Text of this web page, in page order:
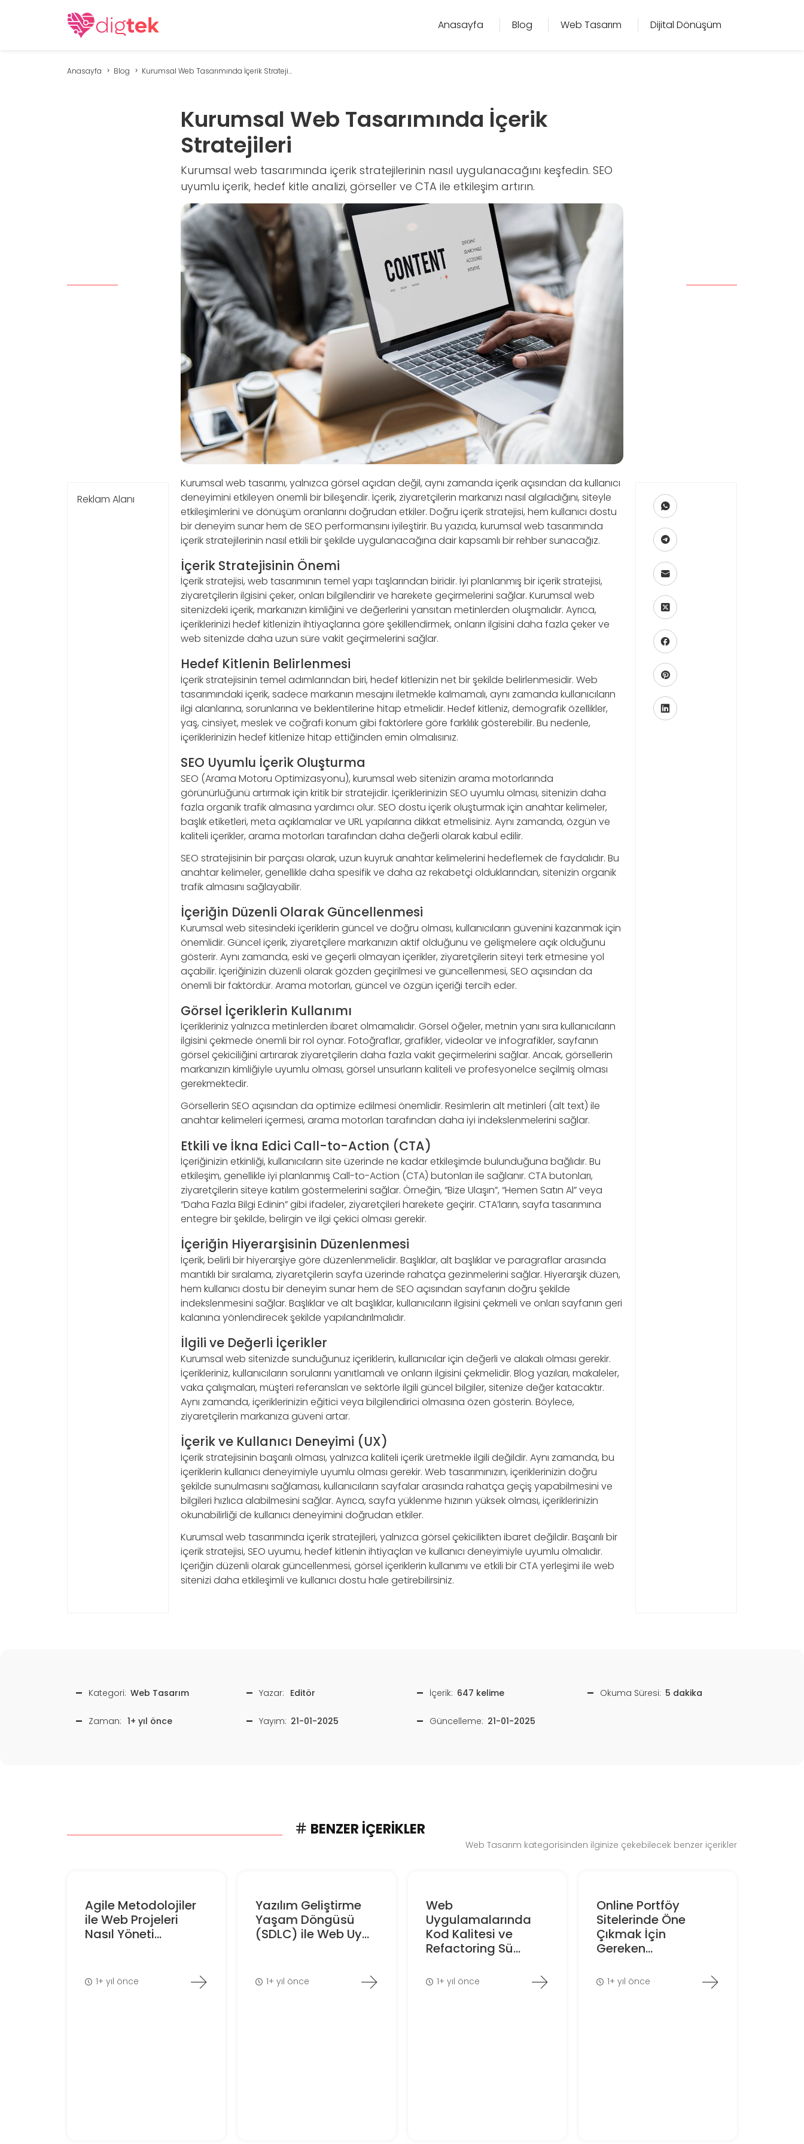
Anasayfa Blog Web Tasarım Dijital Dönüşüm
Anasayfa Blog Kurumsal Web Tasarımında İçerik Strateji...
Kurumsal Web Tasarımında İçerik
Stratejileri
Kurumsal web tasarımında içerik stratejilerinin nasıl uygulanacağını keşfedin. SEO
uyumlu içerik, hedef kitle analizi, görseller ve CTA ile etkileşim artırın.
Reklam Alanı
Kurumsal web tasarımı, yalnızca görsel açıdan değil, aynı zamanda içerik açısından da kullanıcı
deneyimini etkileyen önemli bir bileşendir. İçerik, ziyaretçilerin markanızı nasıl algıladığını, siteyle
etkileşimlerini ve dönüşüm oranlarını doğrudan etkiler. Doğru içerik stratejisi, hem kullanıcı dostu
bir deneyim sunar hem de SEO performansını iyileştirir. Bu yazıda, kurumsal web tasarımında
içerik stratejilerinin nasıl etkili bir şekilde uygulanacağına dair kapsamlı bir rehber sunacağız.
İçerik Stratejisinin Önemi
İçerik stratejisi, web tasarımının temel yapı taşlarından biridir. İyi planlanmış bir içerik stratejisi,
ziyaretçilerin ilgisini çeker, onları bilgilendirir ve harekete geçirmelerini sağlar. Kurumsal web
sitenizdeki içerik, markanızın kimliğini ve değerlerini yansıtan metinlerden oluşmalıdır. Ayrıca,
içeriklerinizi hedef kitlenizin ihtiyaçlarına göre şekillendirmek, onların ilgisini daha fazla çeker ve
web sitenizde daha uzun süre vakit geçirmelerini sağlar.
Hedef Kitlenin Belirlenmesi
İçerik stratejisinin temel adımlarından biri, hedef kitlenizin net bir şekilde belirlenmesidir. Web
tasarımındaki içerik, sadece markanın mesajını iletmekle kalmamalı, aynı zamanda kullanıcıların
ilgi alanlarına, sorunlarına ve beklentilerine hitap etmelidir. Hedef kitleniz, demografik özellikler,
yaş, cinsiyet, meslek ve coğrafi konum gibi faktörlere göre farklılık gösterebilir. Bu nedenle,
içeriklerinizin hedef kitlenize hitap ettiğinden emin olmalısınız.
SEO Uyumlu İçerik Oluşturma
SEO (Arama Motoru Optimizasyonu), kurumsal web sitenizin arama motorlarında
görünürlüğünü artırmak için kritik bir stratejidir. İçeriklerinizin SEO uyumlu olması, sitenizin daha
fazla organik trafik almasına yardımcı olur. SEO dostu içerik oluşturmak için anahtar kelimeler,
başlık etiketleri, meta açıklamalar ve URL yapılarına dikkat etmelisiniz. Aynı zamanda, özgün ve
kaliteli içerikler, arama motorları tarafından daha değerli olarak kabul edilir.
SEO stratejisinin bir parçası olarak, uzun kuyruk anahtar kelimelerini hedeflemek de faydalıdır. Bu
anahtar kelimeler, genellikle daha spesifik ve daha az rekabetçi olduklarından, sitenizin organik
trafik almasını sağlayabilir.
İçeriğin Düzenli Olarak Güncellenmesi
Kurumsal web sitesindeki içeriklerin güncel ve doğru olması, kullanıcıların güvenini kazanmak için
önemlidir. Güncel içerik, ziyaretçilere markanızın aktif olduğunu ve gelişmelere açık olduğunu
gösterir. Aynı zamanda, eski ve geçerli olmayan içerikler, ziyaretçilerin siteyi terk etmesine yol
açabilir. İçeriğinizin düzenli olarak gözden geçirilmesi ve güncellenmesi, SEO açısından da
önemli bir faktördür. Arama motorları, güncel ve özgün içeriği tercih eder.
Görsel İçeriklerin Kullanımı
İçerikleriniz yalnızca metinlerden ibaret olmamalıdır. Görsel öğeler, metnin yanı sıra kullanıcıların
ilgisini çekmede önemli bir rol oynar. Fotoğraflar, grafikler, videolar ve infografikler, sayfanın
görsel çekiciliğini artırarak ziyaretçilerin daha fazla vakit geçirmelerini sağlar. Ancak, görsellerin
markanızın kimliğiyle uyumlu olması, görsel unsurların kaliteli ve profesyonelce seçilmiş olması
gerekmektedir.
Görsellerin SEO açısından da optimize edilmesi önemlidir. Resimlerin alt metinleri (alt text) ile
anahtar kelimeleri içermesi, arama motorları tarafından daha iyi indekslenmelerini sağlar.
Etkili ve İkna Edici Call-to-Action (CTA)
İçeriğinizin etkinliği, kullanıcıların site üzerinde ne kadar etkileşimde bulunduğuna bağlıdır. Bu
etkileşim, genellikle iyi planlanmış Call-to-Action (CTA) butonları ile sağlanır. CTA butonları,
ziyaretçilerin siteye katılım göstermelerini sağlar. Örneğin, “Bize Ulaşın”, “Hemen Satın Al” veya
“Daha Fazla Bilgi Edinin” gibi ifadeler, ziyaretçileri harekete geçirir. CTA’ların, sayfa tasarımına
entegre bir şekilde, belirgin ve ilgi çekici olması gerekir.
İçeriğin Hiyerarşisinin Düzenlenmesi
İçerik, belirli bir hiyerarşiye göre düzenlenmelidir. Başlıklar, alt başlıklar ve paragraflar arasında
mantıklı bir sıralama, ziyaretçilerin sayfa üzerinde rahatça gezinmelerini sağlar. Hiyerarşik düzen,
hem kullanıcı dostu bir deneyim sunar hem de SEO açısından sayfanın doğru şekilde
indekslenmesini sağlar. Başlıklar ve alt başlıklar, kullanıcıların ilgisini çekmeli ve onları sayfanın geri
kalanına yönlendirecek şekilde yapılandırılmalıdır.
İlgili ve Değerli İçerikler
Kurumsal web sitenizde sunduğunuz içeriklerin, kullanıcılar için değerli ve alakalı olması gerekir.
İçerikleriniz, kullanıcıların sorularını yanıtlamalı ve onların ilgisini çekmelidir. Blog yazıları, makaleler,
vaka çalışmaları, müşteri referansları ve sektörle ilgili güncel bilgiler, sitenize değer katacaktır.
Aynı zamanda, içeriklerinizin eğitici veya bilgilendirici olmasına özen gösterin. Böylece,
ziyaretçilerin markanıza güveni artar.
İçerik ve Kullanıcı Deneyimi (UX)
İçerik stratejisinin başarılı olması, yalnızca kaliteli içerik üretmekle ilgili değildir. Aynı zamanda, bu
içeriklerin kullanıcı deneyimiyle uyumlu olması gerekir. Web tasarımınızın, içeriklerinizin doğru
şekilde sunulmasını sağlaması, kullanıcıların sayfalar arasında rahatça geçiş yapabilmesini ve
bilgileri hızlıca alabilmesini sağlar. Ayrıca, sayfa yüklenme hızının yüksek olması, içeriklerinizin
okunabilirliği de kullanıcı deneyimini doğrudan etkiler.
Kurumsal web tasarımında içerik stratejileri, yalnızca görsel çekicilikten ibaret değildir. Başarılı bir
içerik stratejisi, SEO uyumu, hedef kitlenin ihtiyaçları ve kullanıcı deneyimiyle uyumlu olmalıdır.
İçeriğin düzenli olarak güncellenmesi, görsel içeriklerin kullanımı ve etkili bir CTA yerleşimi ile web
sitenizi daha etkileşimli ve kullanıcı dostu hale getirebilirsiniz.
Kategori: Web Tasarım Yazar: Editör İçerik: 647 kelime Okuma Süresi: 5 dakika
Zaman: 1+ yıl önce Yayım: 21-01-2025 Güncelleme: 21-01-2025
BENZER İÇERIKLER
Web Tasarım kategorisinden ilginize çekebilecek benzer içerikler
Agile Metodolojiler
ile Web Projeleri
Nasıl Yöneti...
1+ yıl önce
Yazılım Geliştirme
Yaşam Döngüsü
(SDLC) ile Web Uy...
1+ yıl önce
Web
Uygulamalarında
Kod Kalitesi ve
Refactoring Sü...
1+ yıl önce
Online Portföy
Sitelerinde Öne
Çıkmak İçin
Gereken...
1+ yıl önce